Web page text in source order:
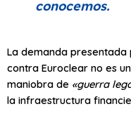
conocemos.
La demanda presentada
contra Euroclear no es
maniobra de «guerra
la infraestructura